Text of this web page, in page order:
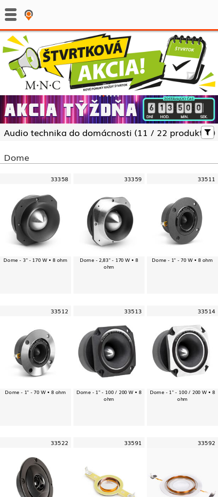
: :
Audio technika do domácnosti (11 / 22 produktov)
Dome
33358
Dome - 3" - 170 W • 8 ohm
33359
Dome - 2,83" - 170 W • 8
ohm
33511
Dome - 1" - 70 W • 8 ohm
33512
Dome - 1" - 70 W • 8 ohm
33513
Dome - 1" - 100 / 200 W • 8
ohm
33514
Dome - 1" - 100 / 200 W • 8
ohm
33522 33591 33592